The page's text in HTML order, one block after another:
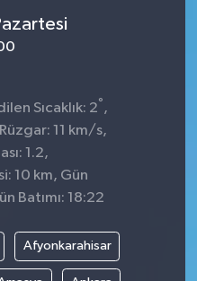
Sıcaklık: 2° ,
11 km/s,
1.2,
10 km, Gün
Batımı: 18:22
Afyonkarahisar